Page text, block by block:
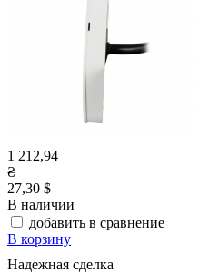
1 212,94
₴
27,30 $
В наличии
добавить в сравнение
В корзину
Надежная сделка